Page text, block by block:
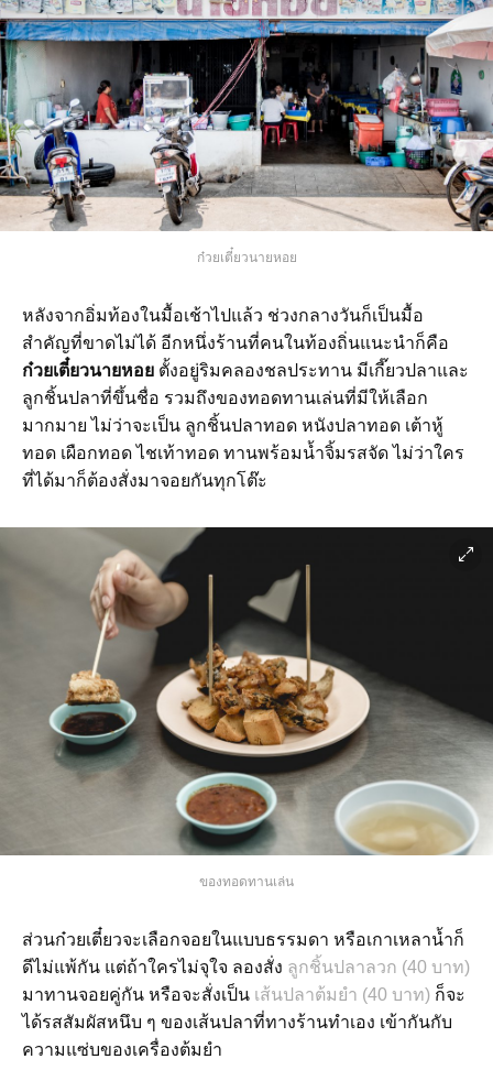
ก๋วยเตี๋ยวนายหอย
หลังจากอิ่มท้องในมื้อเช้าไปแล้ว ช่วงกลางวันก็เป็นมื้อ
สำคัญที่ขาดไม่ได้ อีกหนึ่งร้านที่คนในท้องถิ่นแนะนำก็คือ
ก๋วยเตี๋ยวนายหอย ตั้งอยู่ริมคลองชลประทาน มีเกี๊ยวปลาและ
ลูกชิ้นปลาที่ขึ้นชื่อ รวมถึงของทอดทานเล่นที่มีให้เลือก
มากมาย ไม่ว่าจะเป็น ลูกชิ้นปลาทอด หนังปลาทอด เต้าหู้
ทอด เผือกทอด ไชเท้าทอด ทานพร้อมน้ำจิ้มรสจัด ไม่ว่าใคร
ที่ได้มาก็ต้องสั่งมาจอยกันทุกโต๊ะ
ของทอดทานเล่น
ส่วนก๋วยเตี๋ยวจะเลือกจอยในแบบธรรมดา หรือเกาเหลาน้ำก็
ดีไม่แพ้กัน แต่ถ้าใครไม่จุใจ ลองสั่ง ลูกชิ้นปลาลวก (40 บาท)
มาทานจอยคู่กัน หรือจะสั่งเป็น เส้นปลาต้มยำ (40 บาท) ก็จะ
ได้รสสัมผัสหนึบ ๆ ของเส้นปลาที่ทางร้านทำเอง เข้ากันกับ
ความแซ่บของเครื่องต้มยำ